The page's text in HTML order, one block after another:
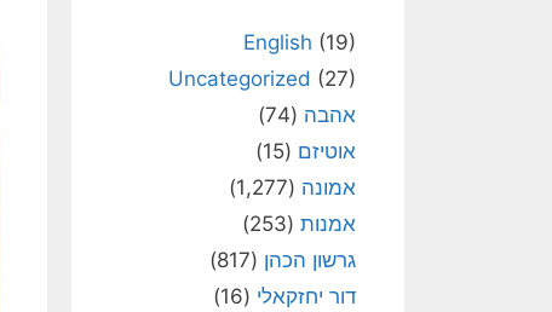
English (19)
Uncategorized (27)
אהבה (74)
אוטיזם (15)
אמונה (1,277)
אמנות (253)
גרשון הכהן (817)
דור יחזקאלי (16)